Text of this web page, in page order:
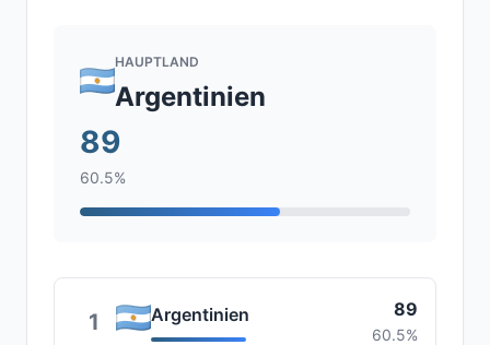
HAUPTLAND
Argentinien
89
60.5%
1 Argentinien 89
60.5%